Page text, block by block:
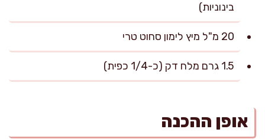
בינוניות)
20 מ"ל מיץ לימון סחוט טרי
1.5 גרם מלח דק (כ-1/4 כפית)
אופן ההכנה